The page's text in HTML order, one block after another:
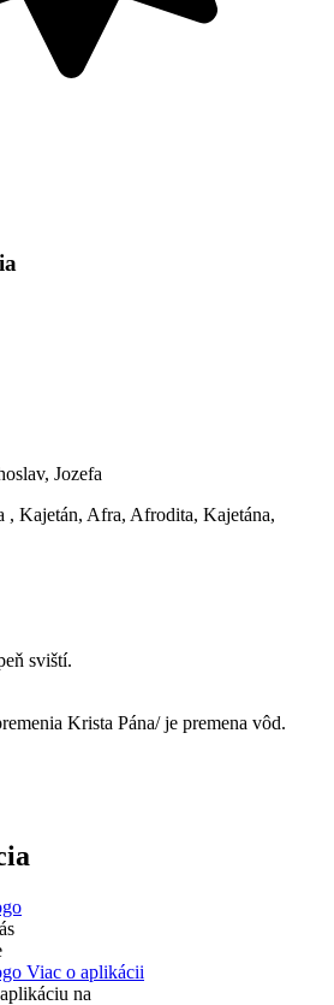
Jozefa
, Kajetán, Afra, Afrodita, Kajetána,
sviští.
Krista Pána/ je premena vôd.
Viac o aplikácii
na